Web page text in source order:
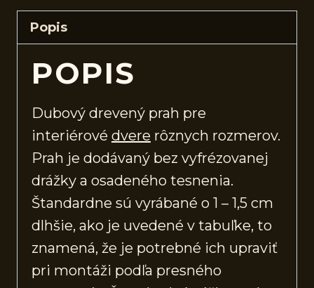
Popis
POPIS
Dubový drevený prah pre
interiérové dvere rôznych rozmerov.
Prah je dodávaný bez vyfrézovanej
drážky a osadeného tesnenia.
Štandardne sú vyrábané o 1 – 1,5 cm
dlhšie, ako je uvedené v tabuľke, to
znamená, že je potrebné ich upraviť
pri montáži podľa presného